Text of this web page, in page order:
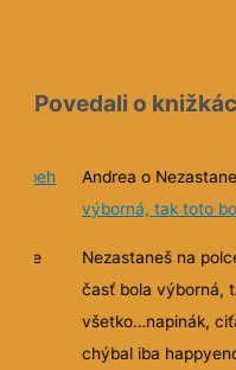
Povedali o
príbeh
ale
Andrea o
výborná, tak toto
Nezastaneš na
časť bola výborná,
všetko…napinák,
chýbal iba